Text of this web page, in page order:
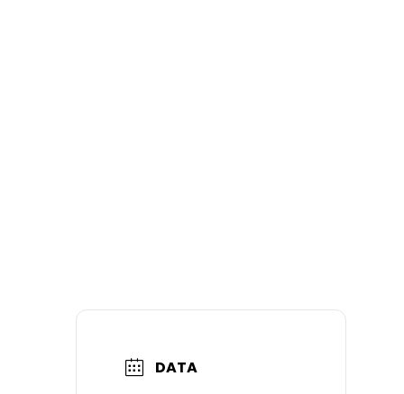
DATA